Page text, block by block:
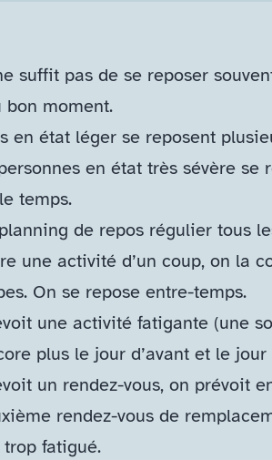
suffit pas de se reposer
bon moment.
en état léger se reposent
en état très sévère se
temps.
de repos régulier tous
une activité d’un coup, on la
On se repose entre-temps.
une activité fatigante (une
plus le jour d’avant et le jour
un rendez-​vous, on prévoit
rendez-​vous de
fatigué.